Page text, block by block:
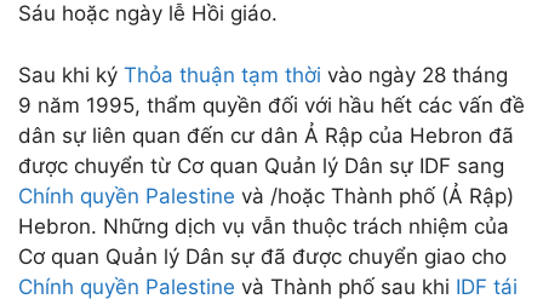
Sáu hoặc ngày lễ Hồi giáo.
Sau khi ký Thỏa thuận tạm thời vào ngày 28 tháng
9 năm 1995, thẩm quyền đối với hầu hết các vấn đề
dân sự liên quan đến cư dân Ả Rập của Hebron đã
được chuyển từ Cơ quan Quản lý Dân sự IDF sang
Chính quyền Palestine và /hoặc Thành phố (Ả Rập)
Hebron. Những dịch vụ vẫn thuộc trách nhiệm của
Cơ quan Quản lý Dân sự đã được chuyển giao cho
Chính quyền Palestine và Thành phố sau khi IDF tái